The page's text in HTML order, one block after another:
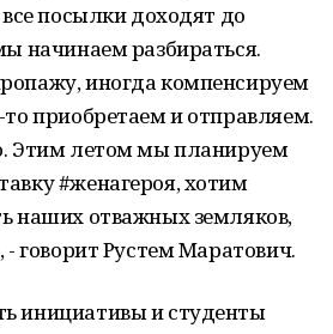
посылки доходят до
начинаем разбираться.
иногда компенсируем
приобретаем и отправляем.
Этим летом мы планируем
#женагероя, хотим
наших отважных земляков,
говорит Рустем Маратович.
инициативы и студенты